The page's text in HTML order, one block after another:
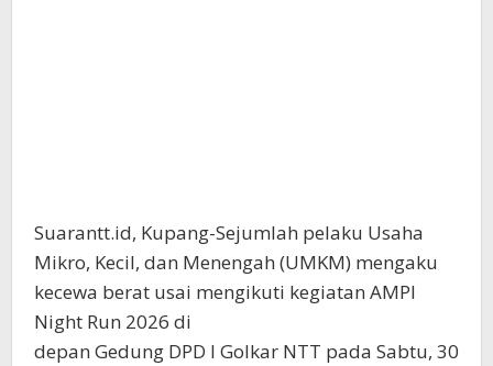
Suarantt.id, Kupang-Sejumlah pelaku Usaha
Mikro, Kecil, dan Menengah (UMKM) mengaku
kecewa berat usai mengikuti kegiatan AMPI
Night Run 2026 di
depan Gedung DPD I Golkar NTT pada Sabtu, 30